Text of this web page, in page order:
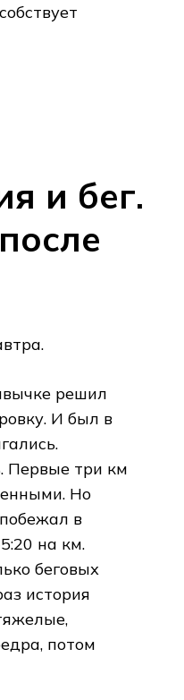
и бег.
решил
И был в
Первые три км
Но
в
на км.
беговых
история
потом